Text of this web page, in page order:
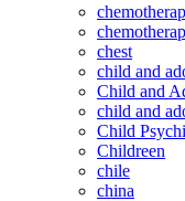
chest
child and
Child and
child and
Child
Childreen
chile
china